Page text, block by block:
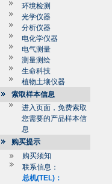
环境检测
光学仪器
分析仪器
电化学仪器
电气测量
测量测绘
生命科技
植物土壤仪器
索取样本信息
进入页面，免费索取
您需要的产品样本信
息
购买提示
购买须知
联系信息：
总机(TEL)：